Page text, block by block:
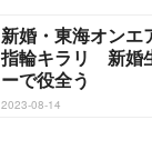
新婚・東海オンエ
指輪キラリ 新婚
ーで役全う
2023-08-14